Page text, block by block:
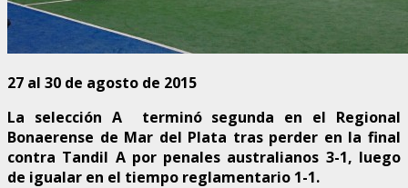
27 al 30 de agosto de 2015
La selección A terminó segunda en el Regional
Bonaerense de Mar del Plata tras perder en la final
contra Tandil A por penales australianos 3-1, luego
de igualar en el tiempo reglamentario 1-1.